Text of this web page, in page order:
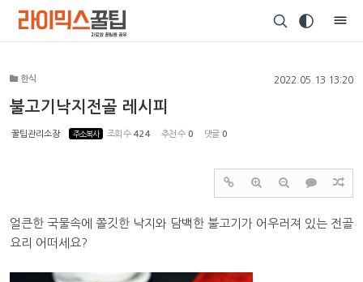
한식 2022.05.13 13:20
불고기낙지전골 레시피
꿀팁관리소장 주소복사 조회 수 424 추천 수 0 댓글 0
얼큰한 국물속에 쫄깃한 낙지와 담백한 불고기가 어우러져 있는 전골
요리 어떠세요?
Sketchbook5, 스케치북5
Sketchbook5, 스케치북5